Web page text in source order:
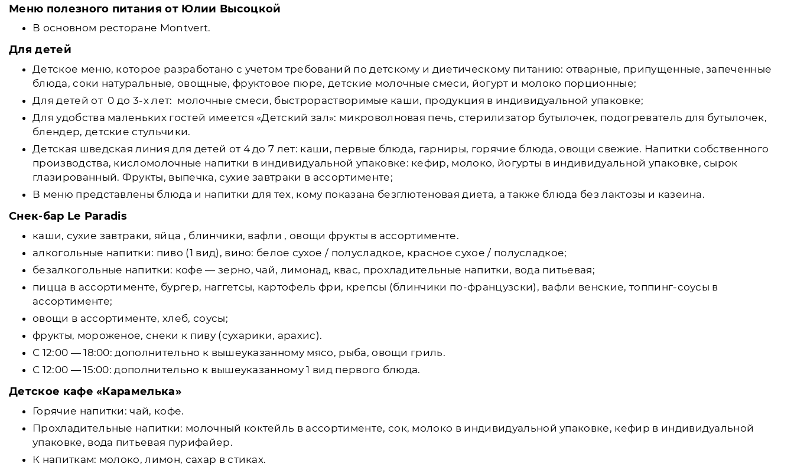
Меню полезного питания от Юлии Высоцкой
В основном ресторане Montvert.
Для детей
Детское меню, которое разработано с учетом требований по детскому и диетическому питанию: отварные, припущенные, запеченные
блюда, соки натуральные, овощные, фруктовое пюре, детские молочные смеси, йогурт и молоко порционные;
Для детей от 0 до 3-х лет: молочные смеси, быстрорастворимые каши, продукция в индивидуальной упаковке;
Для удобства маленьких гостей имеется «Детский зал»: микроволновая печь, стерилизатор бутылочек, подогреватель для бутылочек,
блендер, детские стульчики.
Детская шведская линия для детей от 4 до 7 лет: каши, первые блюда, гарниры, горячие блюда, овощи свежие. Напитки собственного
производства, кисломолочные напитки в индивидуальной упаковке: кефир, молоко, йогурты в индивидуальной упаковке, сырок
глазированный. Фрукты, выпечка, сухие завтраки в ассортименте;
В меню представлены блюда и напитки для тех, кому показана безглютеновая диета, а также блюда без лактозы и казеина.
Снек-бар Lе Paradis
каши, сухие завтраки, яйца , блинчики, вафли , овощи фрукты в ассортименте.
алкогольные напитки: пиво (1 вид), вино: белое сухое / полусладкое, красное сухое / полусладкое;
безалкогольные напитки: кофе — зерно, чай, лимонад, квас, прохладительные напитки, вода питьевая;
пицца в ассортименте, бургер, наггетсы, картофель фри, крепсы (блинчики по-французски), вафли венские, топпинг-соусы в
ассортименте;
овощи в ассортименте, хлеб, соусы;
фрукты, мороженое, снеки к пиву (сухарики, арахис).
С 12:00 — 18:00: дополнительно к вышеуказанному мясо, рыба, овощи гриль.
С 12:00 — 15:00: дополнительно к вышеуказанному 1 вид первого блюда.
Детское кафе «Карамелька»
Горячие напитки: чай, кофе.
Прохладительные напитки: молочный коктейль в ассортименте, сок, молоко в индивидуальной упаковке, кефир в индивидуальной
упаковке, вода питьевая пурифайер.
К напиткам: молоко, лимон, сахар в стиках.